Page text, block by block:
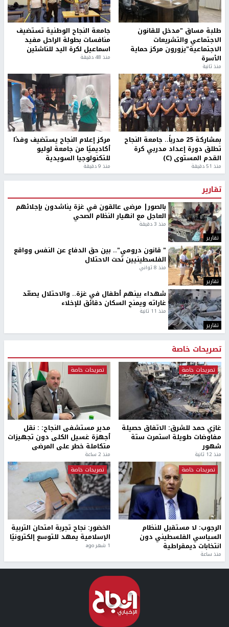
طلبة مساق "مدخل للقانون
الاجتماعي والتشريعات
الاجتماعية"يزورون مركز حماية
الأسرة
منذ ثانية
جامعة النجاح الوطنية تستضيف
منافسات بطولة الراحل مفيد
اسماعيل لكرة اليد للناشئين
منذ 48 دقيقة
بمشاركة 25 مدرباً.. جامعة النجاح
تطلق دورة إعداد مدربي كرة
القدم المستوى (C)
منذ 51 دقيقة
مركز إعلام النجاح يستضيف وفدًا
أكاديميًا من جامعة لوليو
للتكنولوجيا السويدية
منذ 9 دقيقة
تقارير
تقارير
بالصور| مرضى عالقون في غزة يناشدون بإجلائهم
العاجل مع انهيار النظام الصحي
منذ 3 دقيقة
تقارير
" قانون درومي".. بين حق الدفاع عن النفس وواقع
الفلسطينيين تحت الاحتلال
منذ 8 ثواني
تقارير
شهداء بينهم أطفال في غزة.. والاحتلال يصعّد
غاراته ويمنح السكان دقائق للإخلاء
منذ 11 ثانية
تصريحات خاصة
تصريحات خاصة
غازي حمد للشرق: الاتفاق حصيلة
مفاوضات طويلة استمرت ستة
شهور
منذ 12 ثانية
تصريحات خاصة
مدير مستشفى النجاح: : نقل
أجهزة غسيل الكلى دون تجهيزات
متكاملة خطر على المرضى
منذ 2 ساعة
تصريحات خاصة
الرجوب: لا مستقبل للنظام
السياسي الفلسطيني دون
انتخابات ديمقراطية
منذ ساعة
تصريحات خاصة
الخضور: نجاح تجربة امتحان التربية
الإسلامية يمهد للتوسع إلكترونيًا
1 شهر ago